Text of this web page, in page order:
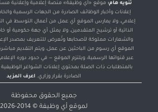
تنويه هام: موقع «أي وظيفة» منصة إعلامية وإعلانية
إعلانات وأخبار الوظائف الصادرة من الجهات الرسمية
إعلامي، ولا يمارس الموقع أي عمل من أعمال التوسط في
الذاتية أو ترشيح المتقدمين، ولا يمثل أي جهة حكومية أو
والشعارات مملوكة لأصحابها وتُعرض للتعريف بمصدر
الموقع أي رسوم من الباحثين عن عمل، ويتم التقديم
عبر قنواتها الرسمية، ويلتزم الموقع — في حدود دوره
بالمتطلبات ذات الصلة بمحتوى إعلانات الشواغر الوظيفية
الصادرة بقرار وزاري. اعرف المزيد
جميع الحقوق محفوظة
لموقع أي وظيفة © 2014-2026